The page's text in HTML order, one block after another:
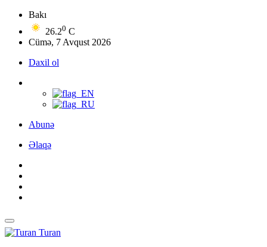
Bakı
26.20 C
Cümə, 7 Avqust 2026
Daxil ol
Abunə
Əlaqə
Turan